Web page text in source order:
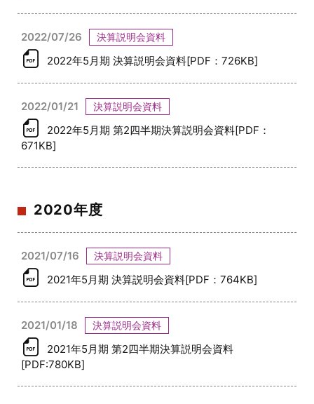
2022/07/26 決算説明会資料
2022年5月期 決算説明会資料[PDF：726KB]
2022/01/21 決算説明会資料
2022年5月期 第2四半期決算説明会資料[PDF：
671KB]
2020年度
2021/07/16 決算説明会資料
2021年5月期 決算説明会資料[PDF：764KB]
2021/01/18 決算説明会資料
2021年5月期 第2四半期決算説明会資料
[PDF:780KB]